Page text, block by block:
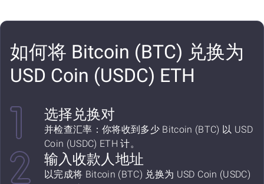
如何将 Bitcoin (BTC) 兑换为
USD Coin (USDC) ETH
选择兑换对
并检查汇率：你将收到多少 Bitcoin (BTC) 以 USD
Coin (USDC) ETH 计。
输入收款人地址
以完成将 Bitcoin (BTC) 兑换为 USD Coin (USDC)